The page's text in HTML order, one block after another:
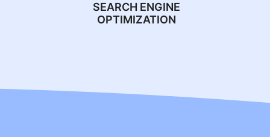
SEARCH ENGINE
OPTIMIZATION